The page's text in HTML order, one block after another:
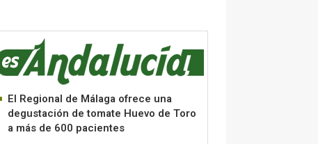
El Regional de Málaga ofrece una
degustación de tomate Huevo de Toro
a más de 600 pacientes